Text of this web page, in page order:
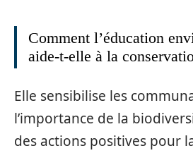
Comment l’éducation
aide-t-elle à la
Elle sensibilise les
l’importance de la
des actions positives pour